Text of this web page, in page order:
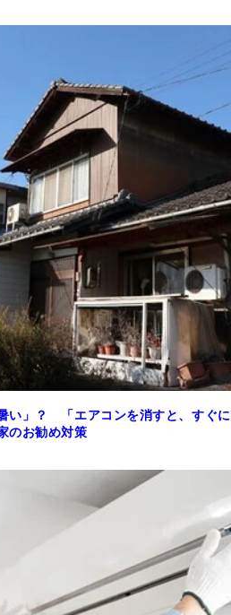
い」？ 「エアコンを消すと、すぐに
のお勧め対策